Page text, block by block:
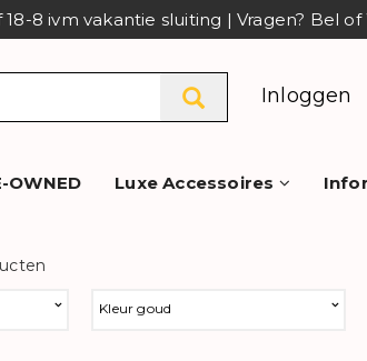
18-8 ivm vakantie sluiting | Vragen? Bel
Inloggen
OWNED Luxe Accessoires
Kleur goud